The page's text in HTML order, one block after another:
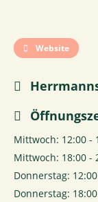
Website
Mittwoch: 12:00 -
Mittwoch: 18:00 -
Donnerstag:
Donnerstag: